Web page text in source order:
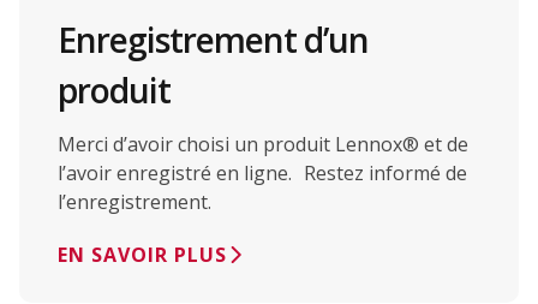
Enregistrement d’un
produit
Merci d’avoir choisi un produit Lennox® et de
l’avoir enregistré en ligne. Restez informé de
l’enregistrement.
EN SAVOIR PLUS